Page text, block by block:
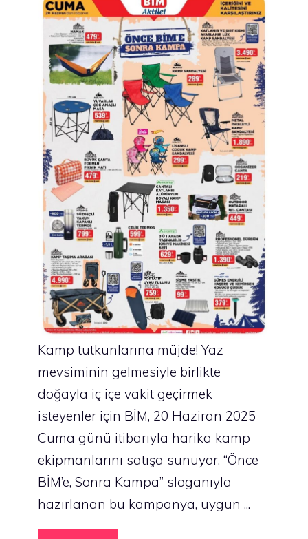
Kamp tutkunlarına müjde! Yaz
mevsiminin gelmesiyle birlikte
doğayla iç içe vakit geçirmek
isteyenler için BİM, 20 Haziran 2025
Cuma günü itibarıyla harika kamp
ekipmanlarını satışa sunuyor. “Önce
BİM’e, Sonra Kampa” sloganıyla
hazırlanan bu kampanya, uygun ...